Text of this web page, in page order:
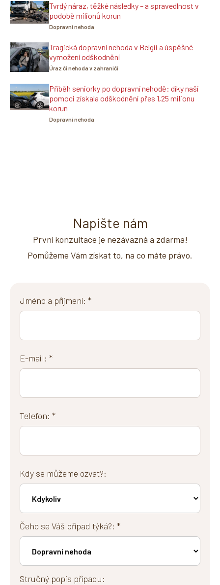
Tvrdý náraz, těžké následky – a spravedlnost v
podobě milionů korun
Dopravní nehoda
Tragická dopravní nehoda v Belgii a úspěšné
vymožení odškodnění
Úraz či nehoda v zahraničí
Příběh seniorky po dopravní nehodě: díky naší
pomoci získala odškodnění přes 1,25 milionu
korun
Dopravní nehoda
Napište nám
První konzultace je nezávazná a zdarma!
Pomůžeme Vám získat to, na co máte právo.
Jméno a příjmení: *
E-mail: *
Telefon: *
Kdy se můžeme ozvat?:
Čeho se Váš případ týká?: *
Stručný popis případu: